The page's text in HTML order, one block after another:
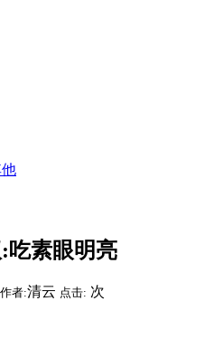
吃素眼明亮
作者:清云 点击: 次